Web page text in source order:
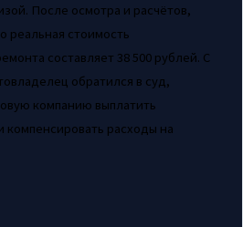
После осмотра и расчётов,
реальная стоимость
составляет 38 500 рублей. С
обратился в суд,
компанию выплатить
расходы на